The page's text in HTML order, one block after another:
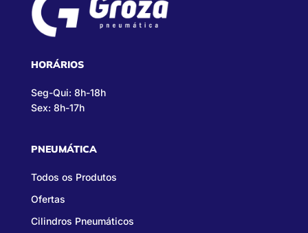
HORÁRIOS
Seg-Qui: 8h-18h
Sex: 8h-17h
PNEUMÁTICA
Todos os Produtos
Ofertas
Cilindros Pneumáticos